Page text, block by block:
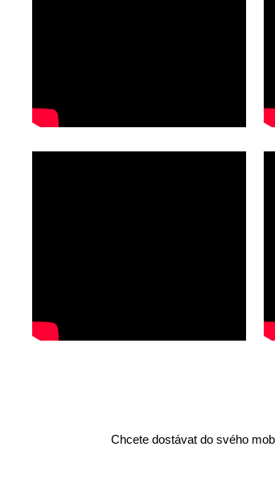
Chcete dostávat do svého